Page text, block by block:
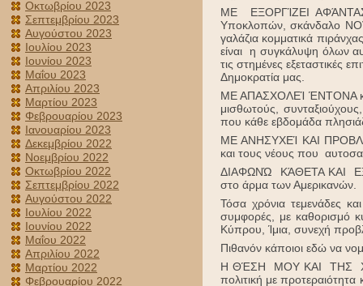
Οκτωβρίου 2023
Σεπτεμβρίου 2023
Αυγούστου 2023
Ιουλίου 2023
Ιουνίου 2023
Μαΐου 2023
Απριλίου 2023
Μαρτίου 2023
Φεβρουαρίου 2023
Ιανουαρίου 2023
Δεκεμβρίου 2022
Νοεμβρίου 2022
Οκτωβρίου 2022
Σεπτεμβρίου 2022
Αυγούστου 2022
Ιουλίου 2022
Ιουνίου 2022
Μαΐου 2022
Απριλίου 2022
Μαρτίου 2022
Φεβρουαρίου 2022
ΜΕ ΕΞΟΡΓΊΖΕΙ
Υποκλοπών, σκάνδαλο
γαλάζια κομματικά
είναι η συγκάλυψη όλων
τις στημένες εξεταστικές
Δημοκρατία μας.
ΜΕ ΑΠΑΣΧΟΛΕΊ ΈΝΤΟΝΑ και
μισθωτούς,
που κάθε εβδομάδα
ΜΕ ΑΝΗΣΥΧΕΊ ΚΑΙ
και τους νέους που
ΔΙΑΦΩΝΏ ΚΆΘΕΤΑ ΚΑΙ
στο άρμα των Αμερικανών.
Τόσα χρόνια τεμενάδες
συμφορές, με καθορισμό
Κύπρου, Ίμια, συνεχή
Πιθανόν κάποιοι εδώ να
Η ΘΈΣΗ ΜΟΥ ΚΑΙ ΤΗΣ
πολιτική με